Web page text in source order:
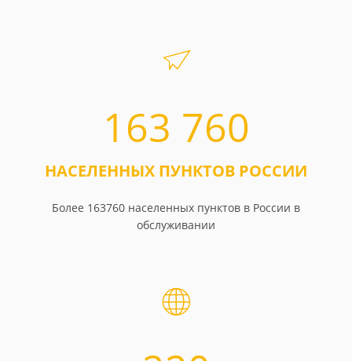
163 760
НАСЕЛЕННЫХ ПУНКТОВ РОССИИ
Более 163760 населенных пунктов в России в
обслуживании